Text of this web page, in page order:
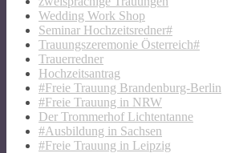
Wedding Work Shop
Seminar Hochzeitsredner#
Trauungszeremonie Österreich#
Trauerredner
Hochzeitsantrag
#Freie Trauung Brandenburg-Berlin
#Freie Trauung in NRW
Der Trommerhof Lichtentanne
#Ausbildung in Sachsen
#Freie Trauung in Leipzig